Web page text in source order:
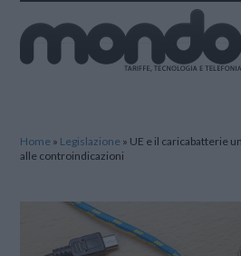
Home » Legislazione » UE e il caricabatterie
alle controindicazioni